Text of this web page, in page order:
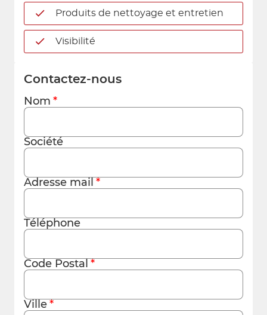
Produits de nettoyage et entretien
Visibilité
Contactez-nous
Nom
Société
Adresse mail
Téléphone
Code Postal
Ville